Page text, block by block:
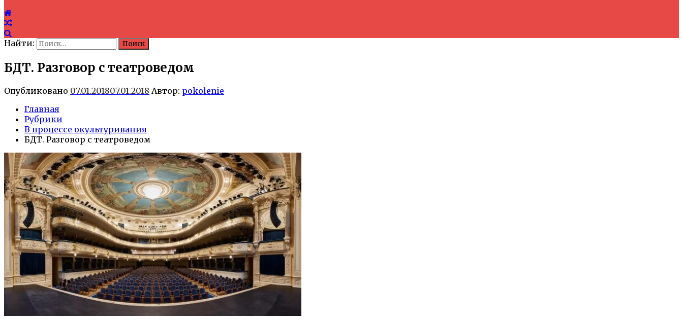
Найти:
БДТ. Разговор с театроведом
Опубликовано 07.01.201807.01.2018 Автор: pokolenie
Главная
Рубрики
В процессе окультуривания
БДТ. Разговор с театроведом